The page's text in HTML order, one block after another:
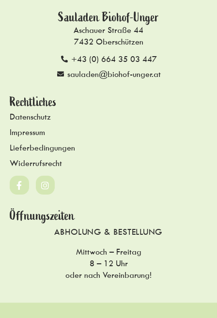
Sauladen Biohof-Unger
Aschauer Straße 44
7432 Oberschützen
+43 (0) 664 35 03 447
sauladen@biohof-unger.at
Rechtliches
Datenschutz
Impressum
Lieferbedingungen
Widerrufsrecht
Öffnungszeiten
ABHOLUNG & BESTELLUNG
Mittwoch – Freitag
8 – 12 Uhr
oder nach Vereinbarung!